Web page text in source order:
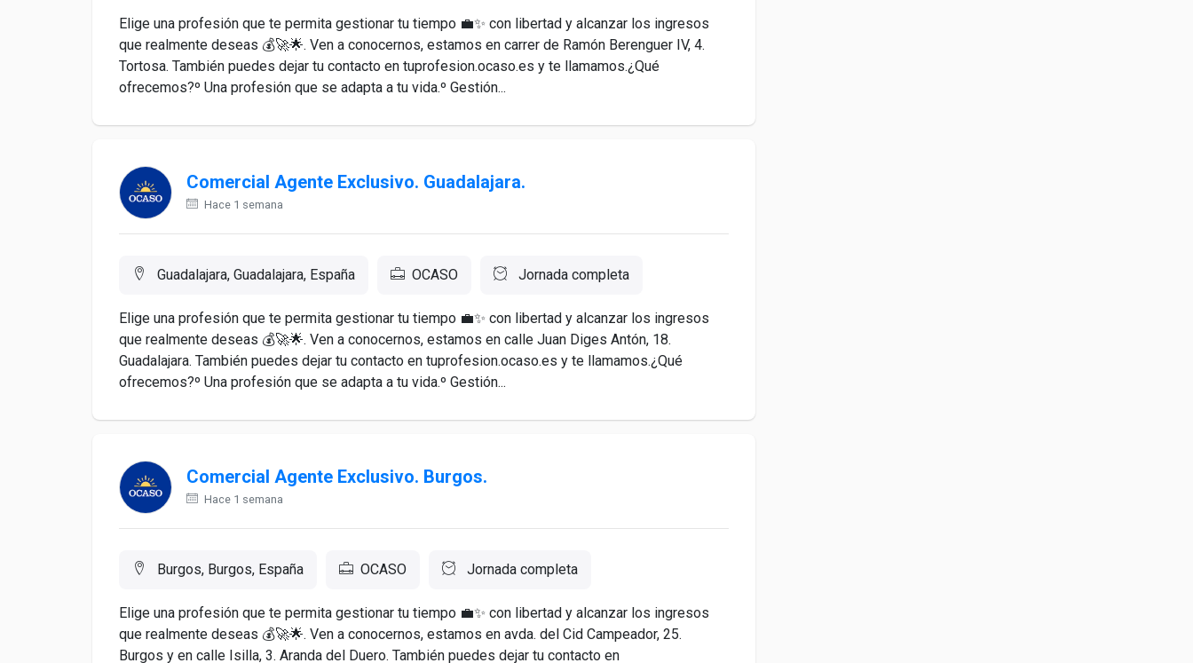
Elige una profesión que te permita gestionar tu tiempo 💼✨ con libertad y alcanzar los ingresos
que realmente deseas 💰🚀🌟. Ven a conocernos, estamos en carrer de Ramón Berenguer IV, 4.
Tortosa. También puedes dejar tu contacto en tuprofesion.ocaso.es y te llamamos.¿Qué
ofrecemos?º Una profesión que se adapta a tu vida.º Gestión...
Comercial Agente Exclusivo. Guadalajara.
Hace 1 semana
Guadalajara, Guadalajara, España OCASO Jornada completa
Elige una profesión que te permita gestionar tu tiempo 💼✨ con libertad y alcanzar los ingresos
que realmente deseas 💰🚀🌟. Ven a conocernos, estamos en calle Juan Diges Antón, 18.
Guadalajara. También puedes dejar tu contacto en tuprofesion.ocaso.es y te llamamos.¿Qué
ofrecemos?º Una profesión que se adapta a tu vida.º Gestión...
Comercial Agente Exclusivo. Burgos.
Hace 1 semana
Burgos, Burgos, España OCASO Jornada completa
Elige una profesión que te permita gestionar tu tiempo 💼✨ con libertad y alcanzar los ingresos
que realmente deseas 💰🚀🌟. Ven a conocernos, estamos en avda. del Cid Campeador, 25.
Burgos y en calle Isilla, 3. Aranda del Duero. También puedes dejar tu contacto en